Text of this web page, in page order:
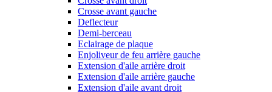
Crosse avant gauche
Deflecteur
Demi-berceau
Eclairage de plaque
Enjoliveur de feu arrière gauche
Extension d'aile arrière droit
Extension d'aile arrière gauche
Extension d'aile avant droit